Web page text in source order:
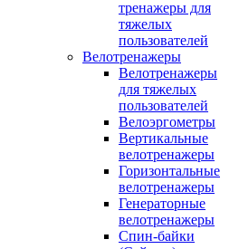
тренажеры для
тяжелых
пользователей
Велотренажеры
Велотренажеры
для тяжелых
пользователей
Велоэргометры
Вертикальные
велотренажеры
Горизонтальные
велотренажеры
Генераторные
велотренажеры
Спин-байки